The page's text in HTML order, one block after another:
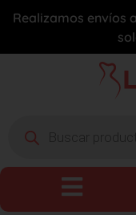
Realizamos envíos